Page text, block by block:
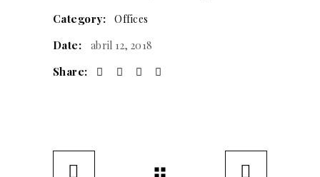
Category: Offices
Date: abril 12, 2018
Share: